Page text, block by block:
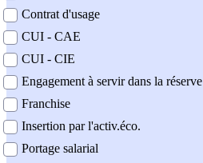
Contrat d'usage
CUI - CAE
CUI - CIE
Engagement à servir dans la réserve
Franchise
Insertion par l'activ.éco.
Portage salarial